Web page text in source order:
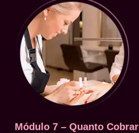
Módulo 7 – Quanto Cobrar